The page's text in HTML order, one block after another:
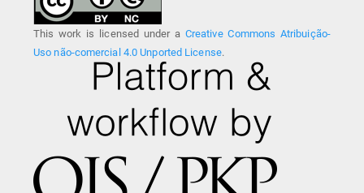
This work is licensed under a Creative Commons Atribuição-
Uso não-comercial 4.0 Unported License.